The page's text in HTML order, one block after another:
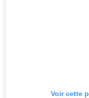
Voir cette